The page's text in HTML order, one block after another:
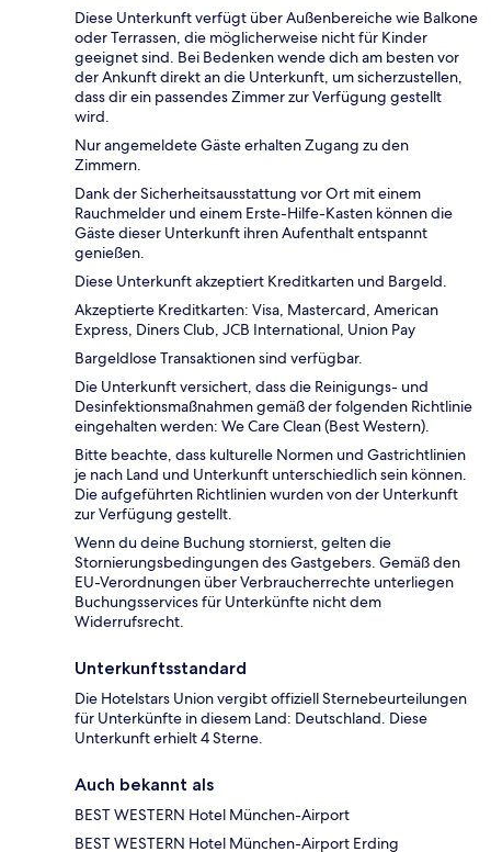
Diese Unterkunft verfügt über Außenbereiche wie Balkone
oder Terrassen, die möglicherweise nicht für Kinder
geeignet sind. Bei Bedenken wende dich am besten vor
der Ankunft direkt an die Unterkunft, um sicherzustellen,
dass dir ein passendes Zimmer zur Verfügung gestellt
wird.
Nur angemeldete Gäste erhalten Zugang zu den
Zimmern.
Dank der Sicherheitsausstattung vor Ort mit einem
Rauchmelder und einem Erste-Hilfe-Kasten können die
Gäste dieser Unterkunft ihren Aufenthalt entspannt
genießen.
Diese Unterkunft akzeptiert Kreditkarten und Bargeld.
Akzeptierte Kreditkarten: Visa, Mastercard, American
Express, Diners Club, JCB International, Union Pay
Bargeldlose Transaktionen sind verfügbar.
Die Unterkunft versichert, dass die Reinigungs- und
Desinfektionsmaßnahmen gemäß der folgenden Richtlinie
eingehalten werden: We Care Clean (Best Western).
Bitte beachte, dass kulturelle Normen und Gastrichtlinien
je nach Land und Unterkunft unterschiedlich sein können.
Die aufgeführten Richtlinien wurden von der Unterkunft
zur Verfügung gestellt.
Wenn du deine Buchung stornierst, gelten die
Stornierungsbedingungen des Gastgebers. Gemäß den
EU-Verordnungen über Verbraucherrechte unterliegen
Buchungsservices für Unterkünfte nicht dem
Widerrufsrecht.
Unterkunftsstandard
Die Hotelstars Union vergibt offiziell Sternebeurteilungen
für Unterkünfte in diesem Land: Deutschland. Diese
Unterkunft erhielt 4 Sterne.
Auch bekannt als
BEST WESTERN Hotel München-Airport
BEST WESTERN Hotel München-Airport Erding